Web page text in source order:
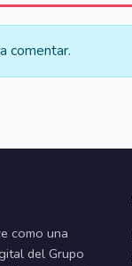
comentar.
como una
del Grupo